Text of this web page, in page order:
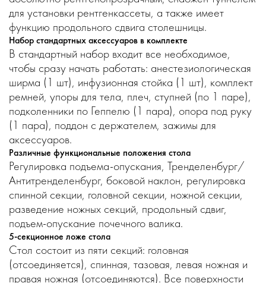
для установки рентгенкассеты, а также имеет
функцию продольного сдвига столешницы.
Набор стандартных аксессуаров в комплекте
В стандартный набор входит все необходимое,
чтобы сразу начать работать: анестезиологическая
ширма (1 шт), инфузионная стойка (1 шт), комплект
ремней, упоры для тела, плеч, ступней (по 1 паре),
подколенники по Геппелю (1 пара), опора под руку
(1 пара), поддон с держателем, зажимы для
аксессуаров.
Различные функциональные положения стола
Регулировка подъема-опускания, Тренделенбург/
Антитренделенбург, боковой наклон, регулировка
спинной секции, головной секции, ножной секции,
разведение ножных секций, продольный сдвиг,
подъем-опускание почечного валика.
5-секционное ложе стола
Стол состоит из пяти секций: головная
(отсоединяется), спинная, тазовая, левая ножная и
правая ножная (отсоединяются). Все поверхности